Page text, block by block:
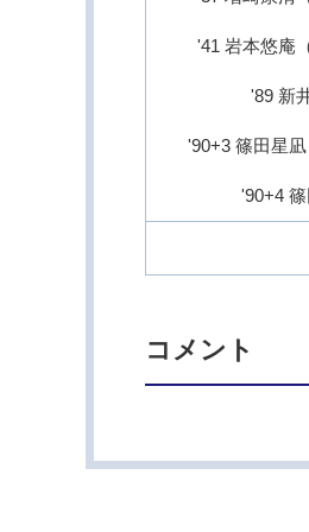
'41 岩本悠庵
'89 新
'90+3 篠田星凪
'90+4
コメント